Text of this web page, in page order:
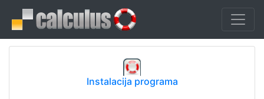
Instalacija programa